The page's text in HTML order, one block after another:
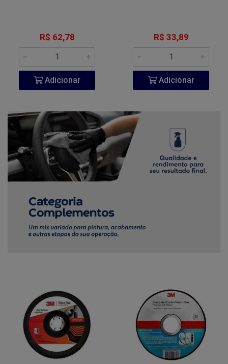
R$ 62,78
Adicionar
R$ 33,89
Adicionar